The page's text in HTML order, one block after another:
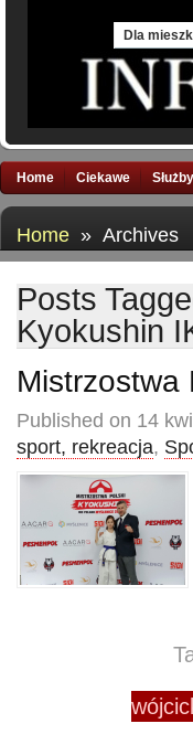
Dla
Home Ciekawe Służby
Home » Archives
Posts
Kyokushin
Mistrzostwa
Published on 14
sport, rekreacja,